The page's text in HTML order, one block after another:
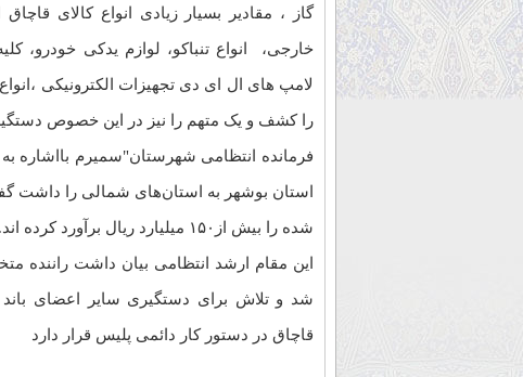
گاز ، مقادیر بسیار زیادی انواع کالای
لامپ های ال ای دی تجهیزات الکترونیکی
را کشف و یک متهم را نیز در این خصوص
فرمانده انتظامی شهرستان"سمیرم بااشاره
استان بوشهر به استان‌های شمالی را داشت
شده را بیش از۱۵۰ میلیارد ریال برآورد کرده اند.
این مقام ارشد انتظامی بیان داشت راننده
شد و تلاش برای دستگیری سایر اعضای باند
قاچاق در دستور کار دائمی پلیس قرار دارد